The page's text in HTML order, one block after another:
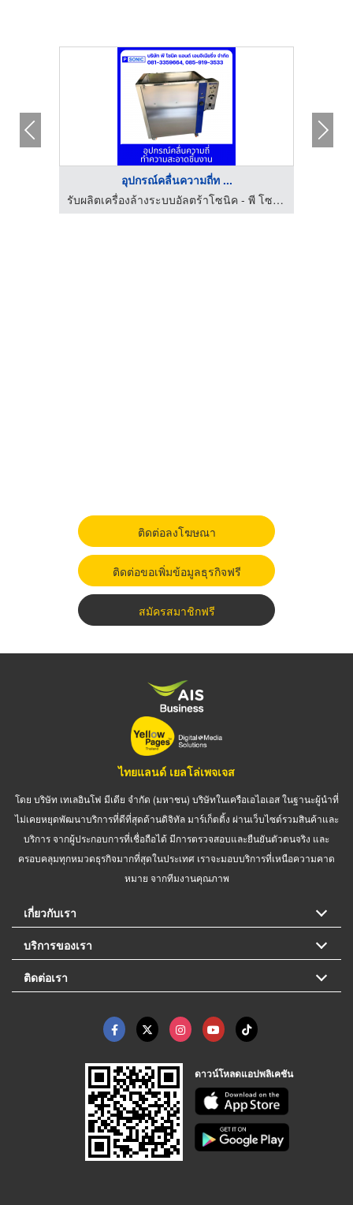
อุปกรณ์คลื่นความถี่ท ...
รับผลิตเครื่องล้างระบบอัลตร้าโซนิค - พี โซนิค แอนด์ เอนจิเนียริ่ง
ติดต่อลงโฆษณา
ติดต่อขอเพิ่มข้อมูลธุรกิจฟรี
สมัครสมาชิกฟรี
ไทยแลนด์ เยลโล่เพจเจส
โดย บริษัท เทเลอินโฟ มีเดีย จำกัด (มหาชน) บริษัทในเครือเอไอเอส ในฐานะผู้นำที่
ไม่เคยหยุดพัฒนาบริการที่ดีที่สุดด้านดิจิทัล มาร์เก็ตติ้ง ผ่านเว็บไซต์รวมสินค้าและ
บริการ จากผู้ประกอบการที่เชื่อถือได้ มีการตรวจสอบและยืนยันตัวตนจริง และ
ครอบคลุมทุกหมวดธุรกิจมากที่สุดในประเทศ เราจะมอบบริการที่เหนือความคาด
หมาย จากทีมงานคุณภาพ
เกี่ยวกับเรา
บริการของเรา
ติดต่อเรา
ดาวน์โหลดแอปพลิเคชัน